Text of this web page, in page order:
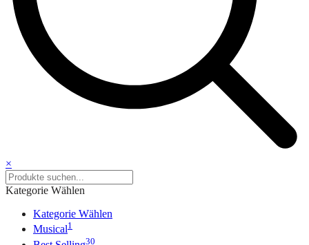
×
Kategorie Wählen
Kategorie Wählen
Musical1
30